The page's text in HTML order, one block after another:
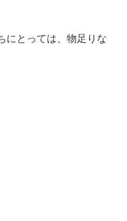
にとっては、物足りな